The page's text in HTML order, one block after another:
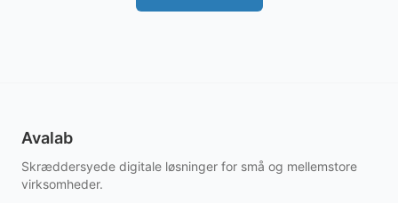
Avalab
Skræddersyede digitale løsninger for små og mellemstore
virksomheder.